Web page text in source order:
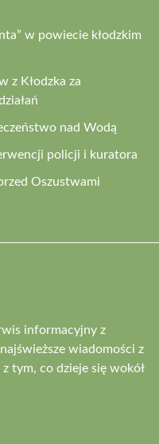
w powiecie kłodzkim
z Kłodzka za
nad Wodą
policji i kuratora
Oszustwami
informacyjny z
wiadomości z
tym, co dzieje się wokół